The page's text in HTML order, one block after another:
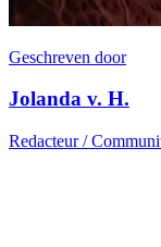
Geschreven door
Jolanda v. H.
Redacteur /